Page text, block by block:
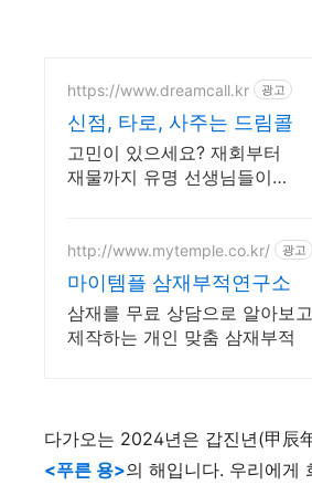
https://www.dreamcall.kr 광고
신점, 타로, 사주는 드림콜
고민이 있으세요? 재회부터
재물까지 유명 선생님들이
http://www.mytemple.co.kr/ 광고
마이템플 삼재부적연구소
삼재를 무료 상담으로 알아보
제작하는 개인 맞춤 삼재부적
다가오는 2024년은 갑진년(甲辰
<푸른 용>의 해입니다. 우리에게